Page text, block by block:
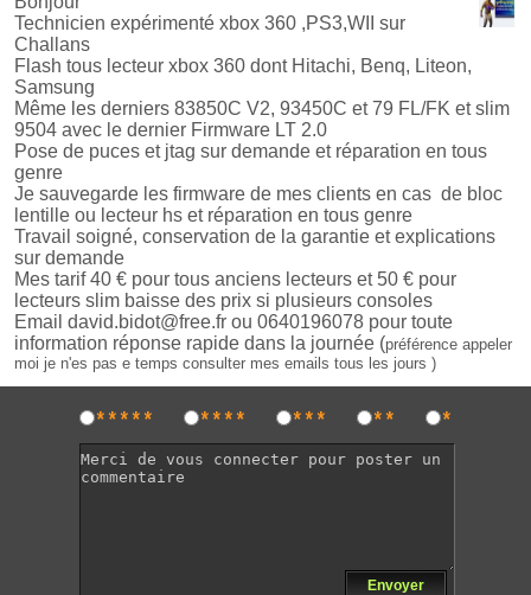
Technicien expérimenté xbox 360 ,PS3,WII sur
Challans
Flash tous lecteur xbox 360 dont Hitachi, Benq, Liteon,
Samsung
Même les derniers 83850C V2, 93450C et 79 FL/FK et slim
9504 avec le dernier Firmware LT 2.0
Pose de puces et jtag sur demande et réparation en tous
genre
Je sauvegarde les firmware de mes clients en cas de bloc
lentille ou lecteur hs et réparation en tous genre
Travail soigné, conservation de la garantie et explications
sur demande
Mes tarif 40 € pour tous anciens lecteurs et 50 € pour
lecteurs slim baisse des prix si plusieurs consoles
Email david.bidot@free.fr ou 0640196078 pour toute
information réponse rapide dans la journée (préférence appeler
moi je n'es pas e temps consulter mes emails tous les jours )
***** **** *** ** *
Envoyer